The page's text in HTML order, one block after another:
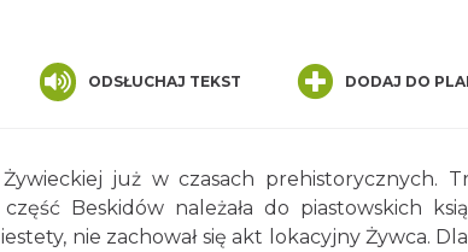
ODSŁUCHAJ TEKST DODAJ DO
już w czasach prehistorycznych.
Beskidów należała do piastowskich
nie zachował się akt lokacyjny Żywca.